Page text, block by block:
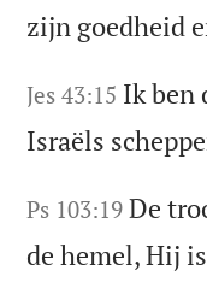
zijn goedheid
Jes 43:15 Ik ben
Israëls
Ps 103:19 De
de hemel, Hij